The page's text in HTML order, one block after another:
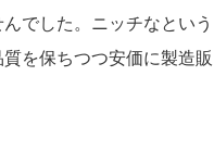
でした。ニッチなという
を保ちつつ安価に製造販